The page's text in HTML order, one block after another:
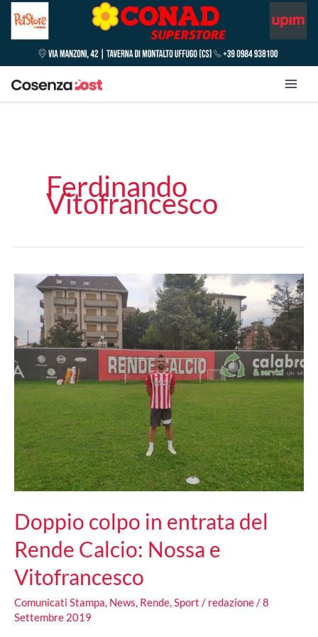
Ferdinando
Vitofrancesco
Doppio colpo in entrata del
Rende Calcio: Nossa e
Vitofrancesco
Comunicati Stampa, News, Rende,Sport / redazione/8
Settembre 2019